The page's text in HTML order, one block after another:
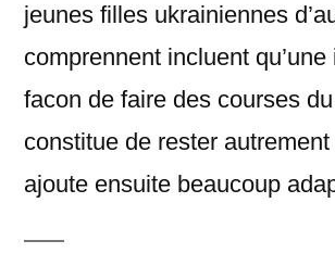
jeunes filles ukrainiennes
comprennent incluent
facon de faire des courses
constitue de rester
ajoute ensuite beaucoup